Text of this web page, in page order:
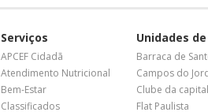
Serviços
APCEF Cidadã
Atendimento Nutricional
Bem-Estar
Classificados
Unidades
Barraca de
Campos do
Clube da capital
Flat Paulista